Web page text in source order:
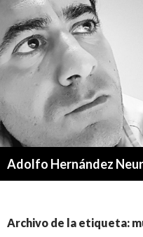
Adolfo Hernández
Archivo de la etiqueta: